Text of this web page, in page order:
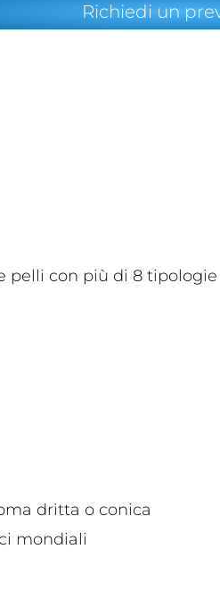
Richiedi un
con più di 8
dritta o conica
mondiali